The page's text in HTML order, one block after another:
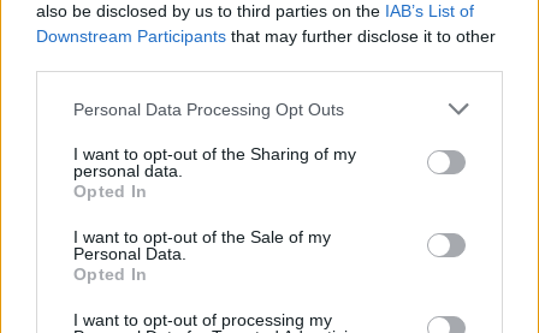
also be disclosed by us to third parties on the IAB’s List of
Downstream Participants that may further disclose it to other
Personal Data Processing Opt Outs
I want to opt-out of the Sharing of my
personal data.
Opted In
I want to opt-out of the Sale of my
Personal Data.
Opted In
I want to opt-out of processing my
Esim for USA|Esim for Italy| Esim for Spain|Esim